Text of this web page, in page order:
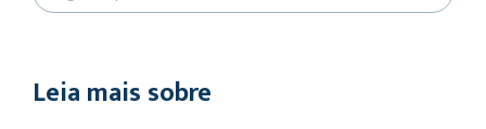
Leia mais sobre